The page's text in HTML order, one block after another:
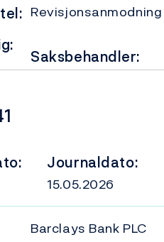
Saksbehandler:
Journaldato:
15.05.2026
Barclays Bank PLC